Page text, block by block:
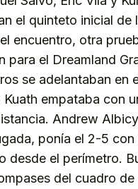
el quinteto inicial de
encuentro, otra
para el Dreamland
se adelantaban en
empataba con
Andrew
ponía el 2-5 con
desde el perímetro.
del cuadro